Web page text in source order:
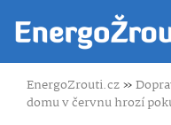
EnergoZrouti.cz»
domu v červnu hrozí